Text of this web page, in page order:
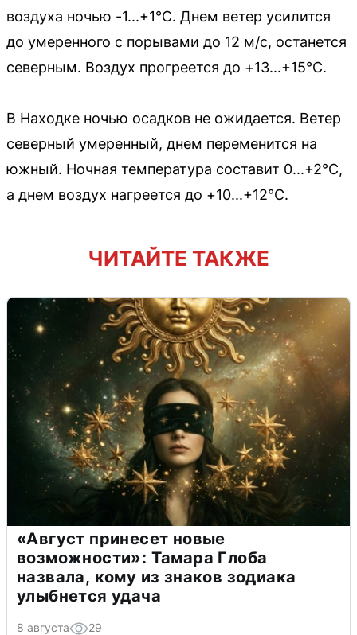
воздуха ночью -1...+1°C. Днем ветер усилится
до умеренного с порывами до 12 м/с, останется
северным. Воздух прогреется до +13...+15°C.
В Находке ночью осадков не ожидается. Ветер
северный умеренный, днем переменится на
южный. Ночная температура составит 0...+2°C,
а днем воздух нагреется до +10...+12°C.
ЧИТАЙТЕ ТАКЖЕ
«Август принесет новые
возможности»: Тамара Глоба
назвала, кому из знаков зодиака
улыбнется удача
8 августа 29